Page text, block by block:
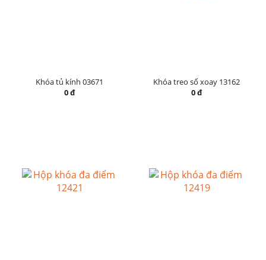
Khóa tủ kính 03671
0 đ
Khóa treo số xoay 13162
0 đ